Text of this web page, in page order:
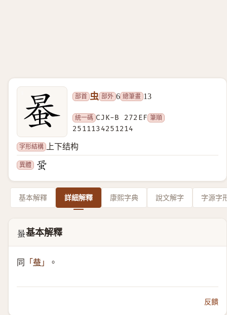
部首 虫 部外 6 總筆畫 13
統一碼 CJK-B 272EF 筆順
2511134251214
字形結構 上下结构
異體
基本解釋 詳細解釋 康熙字典 說文解字 字源字
𧋯基本解釋
同 「 蛬 」 。
反饋